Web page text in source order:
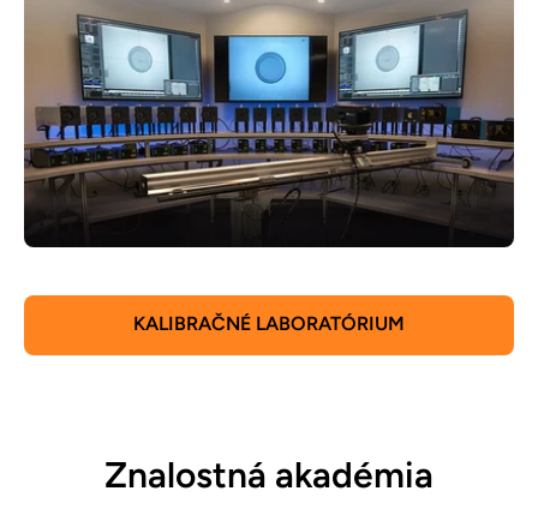
KALIBRAČNÉ LABORATÓRIUM
Znalostná akadémia